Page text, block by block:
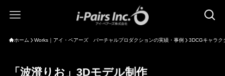
ホーム Works｜アイ・ペアーズ バーチャルプロダクションの実績・事例 3DCGキャラク
「波澄りお」3Dモデル制作